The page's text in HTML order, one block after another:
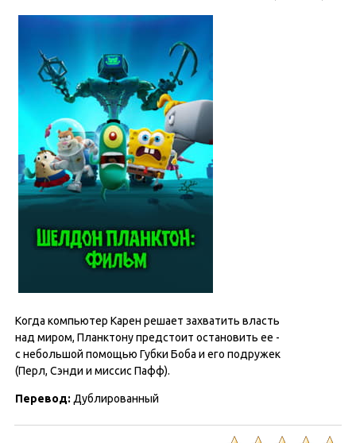
Когда компьютер Карен решает захватить власть
над миром, Планктону предстоит остановить ее -
с небольшой помощью Губки Боба и его подружек
(Перл, Сэнди и миссис Пафф).
Перевод: Дублированный